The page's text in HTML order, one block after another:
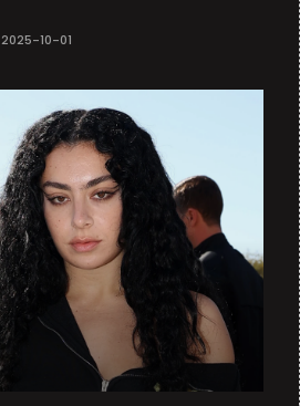
2025-10-01